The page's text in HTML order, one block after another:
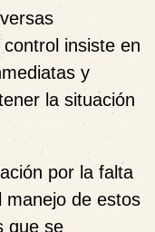
insiste en
y
la situación
por la falta
manejo de estos
que se